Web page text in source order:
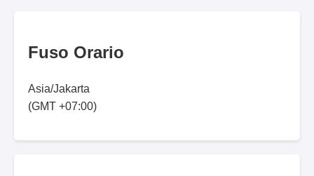
Fuso Orario
Asia/Jakarta
(GMT +07:00)